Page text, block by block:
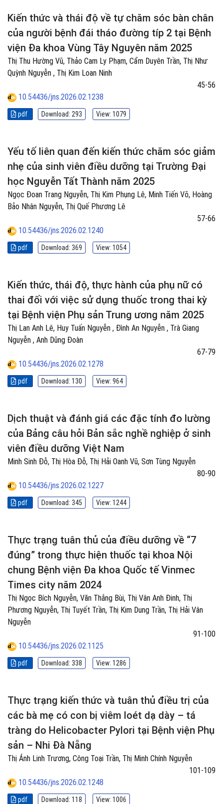
Kiến thức và thái độ về tự chăm sóc bàn chân
của người bệnh đái tháo đường típ 2 tại Bệnh
viện Đa khoa Vùng Tây Nguyên năm 2025
Thị Thu Hường Vũ, Thảo Cam Ly Phạm, Cẩm Duyên Trần, Thị Như
Quỳnh Nguyễn , Thị Kim Loan Ninh
45-56
10.54436/jns.2026.02.1238
pdf Download: 293 View: 1079
Yếu tố liên quan đến kiến thức chăm sóc giảm
nhẹ của sinh viên điều dưỡng tại Trường Đại
học Nguyễn Tất Thành năm 2025
Ngọc Đoan Trang Nguyễn, Thị Kim Phụng Lê, Minh Tiến Võ, Hoàng
Bảo Nhân Nguyễn, Thị Quế Phương Lê
57-66
10.54436/jns.2026.02.1240
pdf Download: 369 View: 1054
Kiến thức, thái độ, thực hành của phụ nữ có
thai đối với việc sử dụng thuốc trong thai kỳ
tại Bệnh viện Phụ sản Trung ương năm 2025
Thị Lan Anh Lê, Huy Tuấn Nguyễn , Đình An Nguyễn , Trà Giang
Nguyễn , Anh Dũng Đoàn
67-79
10.54436/jns.2026.02.1278
pdf Download: 130 View: 964
Dịch thuật và đánh giá các đặc tính đo lường
của Bảng câu hỏi Bản sắc nghề nghiệp ở sinh
viên điều dưỡng Việt Nam
Minh Sinh Đỗ, Thị Hòa Đỗ, Thị Hải Oanh Vũ, Sơn Tùng Nguyễn
80-90
10.54436/jns.2026.02.1227
pdf Download: 345 View: 1244
Thực trạng tuân thủ của điều dưỡng về “7
đúng” trong thực hiện thuốc tại khoa Nội
chung Bệnh viện Đa khoa Quốc tế Vinmec
Times city năm 2024
Thị Ngọc Bích Nguyễn, Văn Thắng Bùi, Thị Vân Anh Đinh, Thị
Phương Nguyễn, Thị Tuyết Trần, Thị Kim Dung Trần, Thị Hải Vân
Nguyễn
91-100
10.54436/jns.2026.02.1125
pdf Download: 338 View: 1286
Thực trạng kiến thức và tuân thủ điều trị của
các bà mẹ có con bị viêm loét dạ dày – tá
tràng do Helicobacter Pylori tại Bệnh viện Phụ
sản – Nhi Đà Nẵng
Thị Ánh Linh Trương, Công Toại Trần, Thị Minh Chính Nguyễn
101-109
10.54436/jns.2026.02.1248
pdf Download: 118 View: 1006